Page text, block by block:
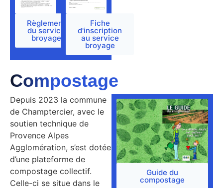
Règlement
du service
broyage
Fiche
d'inscription
au service
broyage
Compostage
Depuis 2023 la commune
de Champtercier, avec le
soutien technique de
Provence Alpes
Agglomération, s’est dotée
d’une plateforme de
compostage collectif.
Celle-ci se situe dans le
Guide du
compostage